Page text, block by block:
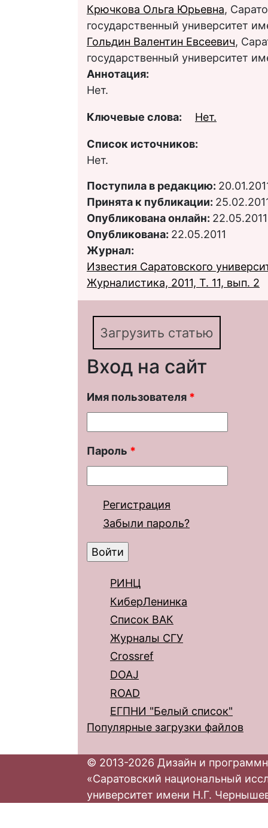
Крючкова Ольга Юрьевна,
государственный университет
Гольдин Валентин Евсеевич,
государственный университет
Аннотация:
Нет.
Ключевые слова: Нет.
Список источников:
Нет.
Поступила в редакцию:
Принята к публикации:
Опубликована онлайн: 22.05.2011
Опубликована: 22.05.2011
Журнал:
Известия Саратовского
Журналистика, 2011, Т. 11, вып. 2
Загрузить статью
Вход на сайт
Имя пользователя *
Пароль *
Регистрация
Забыли пароль?
РИНЦ
КиберЛенинка
Список ВАК
Журналы СГУ
Crossref
DOAJ
ROAD
ЕГПНИ "Белый список"
Популярные загрузки файлов
© 2013-2026 Дизайн и
«Саратовский национальный
университет имени Н.Г.